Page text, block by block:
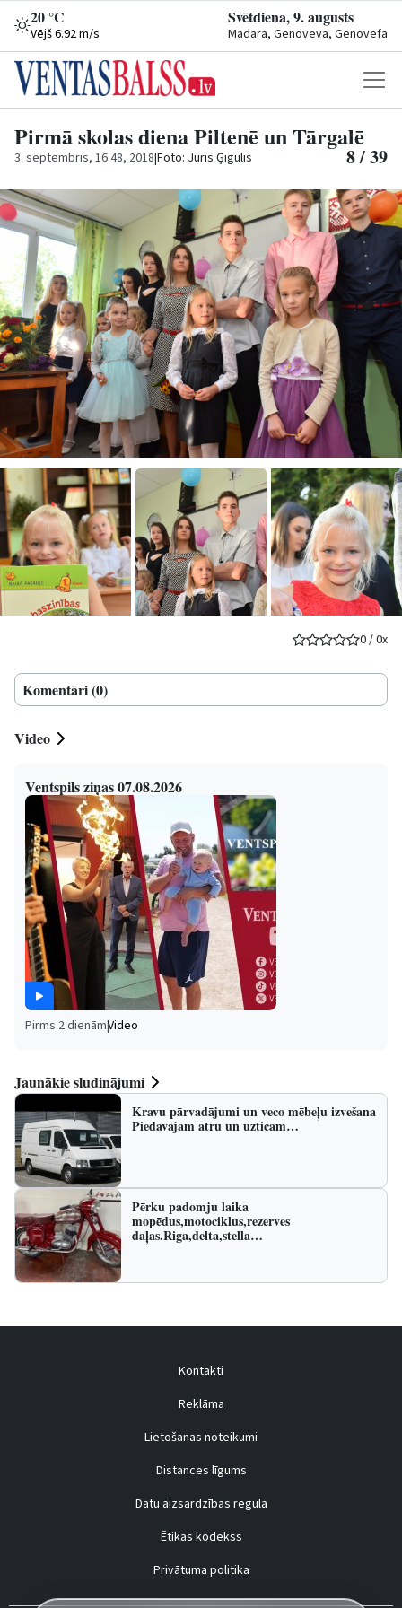
20 °C
Vējš 6.92 m/s
Svētdiena, 9. augusts
Madara, Genoveva, Genovefa
Pirmā skolas diena Piltenē un Tārgalē
3. septembris, 16:48, 2018|Foto: Juris Ģigulis 8 / 39
0/0x
Komentāri (0)
Video
Ventspils ziņas 07.08.2026
Pirms 2 dienām|Video
Jaunākie sludinājumi
Kravu pārvadājumi un veco mēbeļu izvešana
Piedāvājam ātru un uzticam…
Pērku padomju laika
mopēdus,motociklus,rezerves
daļas.Riga,delta,stella…
Kontakti
Reklāma
Lietošanas noteikumi
Distances līgums
Datu aizsardzības regula
Ētikas kodekss
Privātuma politika